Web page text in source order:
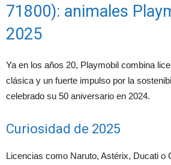
71800): animales
2025
Ya en los años 20, Playmobil combina
clásica y un fuerte impulso por la
celebrado su 50 aniversario en 2024.
Curiosidad de 2025
Licencias como Naruto, Astérix, Ducati o